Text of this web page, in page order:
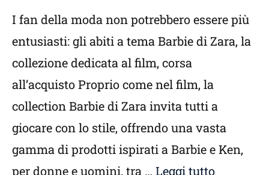
I fan della moda non potrebbero essere più
entusiasti: gli abiti a tema Barbie di Zara, la
collezione dedicata al film, corsa
all’acquisto Proprio come nel film, la
collection Barbie di Zara invita tutti a
giocare con lo stile, offrendo una vasta
gamma di prodotti ispirati a Barbie e Ken,
per donne e uomini, tra … Leggi tutto